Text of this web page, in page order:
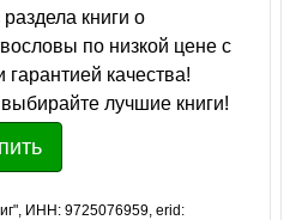
книги о
по низкой цене с
качества!
лучшие книги!
ИНН: 9725076959, erid: